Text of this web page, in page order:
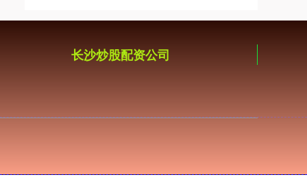
长沙炒股配资公司